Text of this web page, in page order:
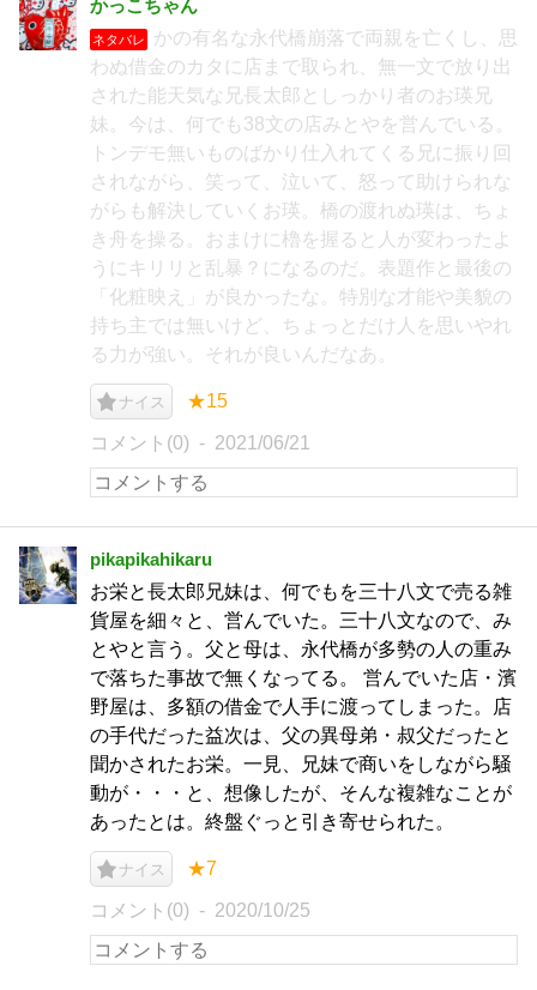
かっこちゃん
ネタバレ
かの有名な永代橋崩落で両親を亡くし、思
わぬ借金のカタに店まで取られ、無一文で放り出
された能天気な兄長太郎としっかり者のお瑛兄
妹。今は、何でも38文の店みとやを営んでいる。
トンデモ無いものばかり仕入れてくる兄に振り回
されながら、笑って、泣いて、怒って助けられな
がらも解決していくお瑛。橋の渡れぬ瑛は、ちょ
き舟を操る。おまけに櫓を握ると人が変わったよ
うにキリリと乱暴？になるのだ。表題作と最後の
「化粧映え」が良かったな。特別な才能や美貌の
持ち主では無いけど、ちょっとだけ人を思いやれ
る力が強い。それが良いんだなあ。
ナイス ★15
コメント(0) 2021/06/21
pikapikahikaru
お栄と長太郎兄妹は、何でもを三十八文で売る雑
貨屋を細々と、営んでいた。三十八文なので、み
とやと言う。父と母は、永代橋が多勢の人の重み
で落ちた事故で無くなってる。 営んでいた店・濱
野屋は、多額の借金で人手に渡ってしまった。店
の手代だった益次は、父の異母弟・叔父だったと
聞かされたお栄。一見、兄妹で商いをしながら騒
動が・・・と、想像したが、そんな複雑なことが
あったとは。終盤ぐっと引き寄せられた。
ナイス ★7
コメント(0) 2020/10/25